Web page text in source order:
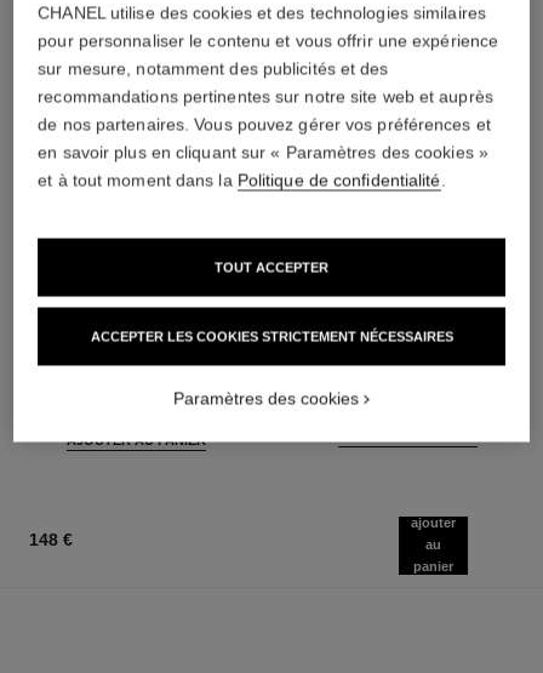
coco mademoiselle
Eau de Parfum Intense
à partir de
AJOUTER AU PANIER
rouge coco baume – satiné
Le Baume Teinté Hydratant
11 teintes disponibles
148 €
ajouter
au
panier
CHANEL utilise des cookies et des technologies similaires
pour personnaliser le contenu et vous offrir une expérience
sur mesure, notamment des publicités et des
recommandations pertinentes sur notre site web et auprès
de nos partenaires. Vous pouvez gérer vos préférences et
en savoir plus en cliquant sur « Paramètres des cookies »
et à tout moment dans la Politique de confidentialité
ACCEPTER LES COOKIES STRICTEMENT NÉCESSAIRES
TOUT ACCEPTER
Paramètres des cookies